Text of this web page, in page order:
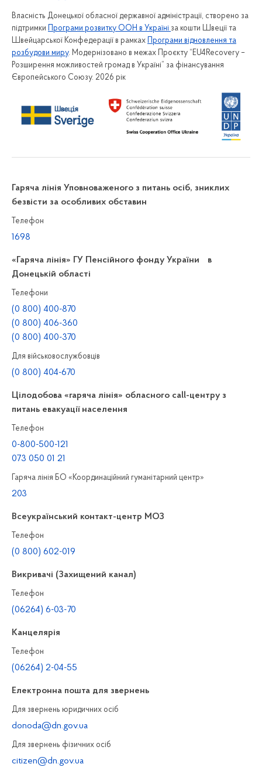
Власність Донецької обласної державної адміністрації, створено за
підтримки
Програми розвитку ООН в Україні за кошти Швеції та
Швейцарської Конфедерації в рамках
Програми відновлення та
розбудови миру. Модернізовано в межах Проєкту “EU4Recovery –
Розширення можливостей громад в Україні” за фінансування
Європейського Союзу. 2026 рік
Гаряча лінія Уповноваженого з питань осіб, зниклих
безвісти за особливих обставин
Телефон
1698
«Гаряча лінія» ГУ Пенсійного фонду України в
Донецькій області
Телефони
(0 800) 400-870
(0 800) 406-360
(0 800) 400-370
Для військовослужбовців
(0 800) 404-670
Цілодобова «гаряча лінія» обласного call-центру з
питань евакуації населення
Телефон
0-800-500-121
073 050 01 21
Гаряча лінія БО «Координаційний гуманітарний центр»
203
Всеукраїнський контакт-центр МОЗ
Телефон
(0 800) 602-019
Викривачі (Захищений канал)
Телефон
(06264) 6-03-70
Канцелярiя
Телефон
(06264) 2-04-55
Електронна пошта для звернень
Для звернень юридичних осiб
donoda@dn.gov.ua
Для звернень фізичних осiб
citizen@dn.gov.ua